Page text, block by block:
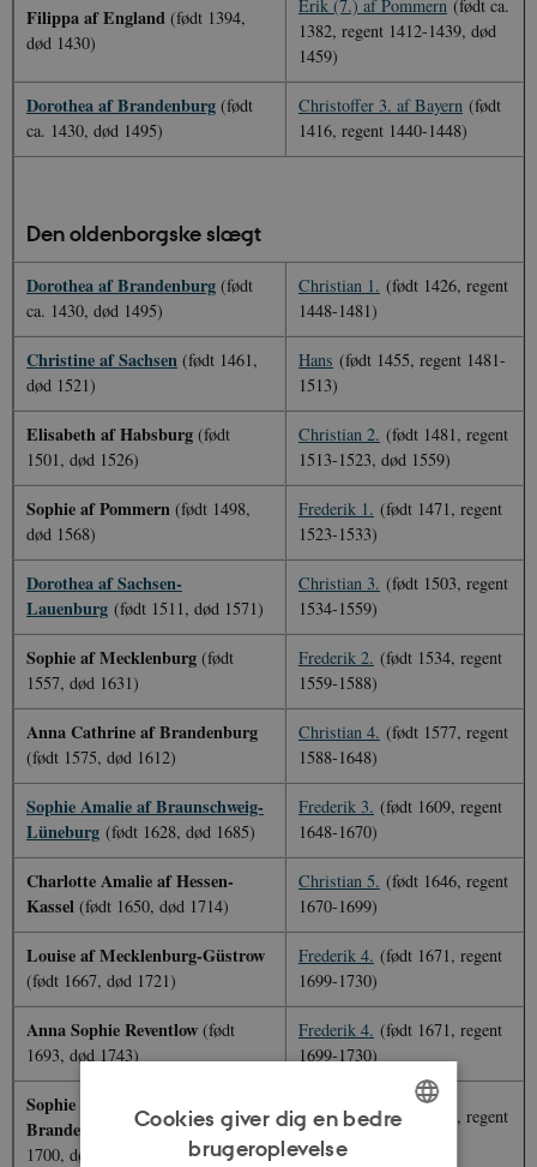
Filippa af England (født 1394,
død 1430)
Erik (7.) af Pommern (født ca.
1382, regent 1412-1439, død
1459)
Dorothea af Brandenburg (født
ca. 1430, død 1495)
Christoffer 3. af Bayern (født
1416, regent 1440-1448)
Den oldenborgske slægt
Dorothea af Brandenburg (født
ca. 1430, død 1495)
Christian 1. (født 1426, regent
1448-1481)
Christine af Sachsen (født 1461,
død 1521)
Hans (født 1455, regent 1481-
1513)
Elisabeth af Habsburg (født
1501, død 1526)
Christian 2. (født 1481, regent
1513-1523, død 1559)
Sophie af Pommern (født 1498,
død 1568)
Frederik 1. (født 1471, regent
1523-1533)
Dorothea af Sachsen-
Lauenburg (født 1511, død 1571)
Christian 3. (født 1503, regent
1534-1559)
Sophie af Mecklenburg (født
1557, død 1631)
Frederik 2. (født 1534, regent
1559-1588)
Anna Cathrine af Brandenburg
(født 1575, død 1612)
Christian 4. (født 1577, regent
1588-1648)
Sophie Amalie af Braunschweig-
Lüneburg (født 1628, død 1685)
Frederik 3. (født 1609, regent
1648-1670)
Charlotte Amalie af Hessen-
Kassel (født 1650, død 1714)
Christian 5. (født 1646, regent
1670-1699)
Louise af Mecklenburg-Güstrow
(født 1667, død 1721)
Frederik 4. (født 1671, regent
1699-1730)
Anna Sophie Reventlow (født
1693, død 1743)
Frederik 4. (født 1671, regent
1699-1730)
Sophie Magdalene af
Brandenburg-Kulmbach(født
1700, død 1770)
Christian 6.(født 1699, regent
1730-1746)
Cookies giver dig en bedre
brugeroplevelse